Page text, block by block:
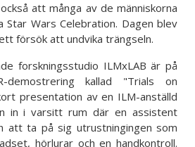
att många av de människorna
Wars Celebration. Dagen blev
försök att undvika trängseln.
forskningsstudio ILMxLAB är på
kallad "Trials on
presentation av en ILM-anställd
in i varsitt rum där en assistent
att ta på sig utrustningingen som
hörlurar och en handkontroll.